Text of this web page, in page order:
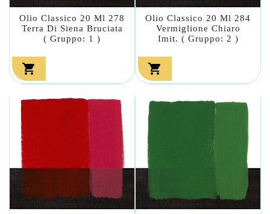
Olio Classico 20 Ml 278
Terra Di Siena Bruciata
( Gruppo: 1 )

Olio Classico 20 Ml 284
Vermiglione Chiaro
Imit. ( Gruppo: 2 )
